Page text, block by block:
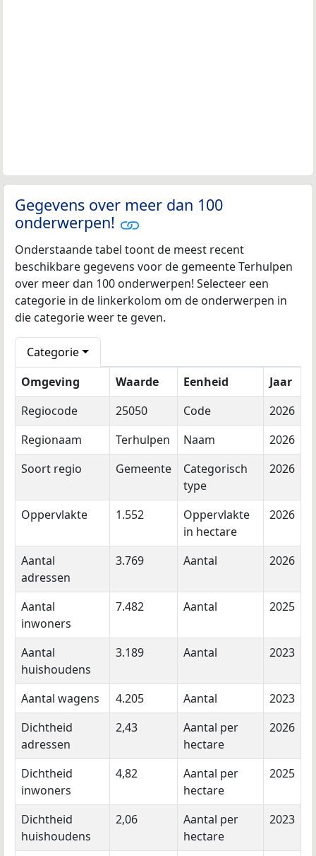
Gegevens over meer dan 100
onderwerpen!
Onderstaande tabel toont de meest recent
beschikbare gegevens voor de gemeente Terhulpen
over meer dan 100 onderwerpen! Selecteer een
categorie in de linkerkolom om de onderwerpen in
die categorie weer te geven.
Categorie
Omgeving
Waarde Eenheid
Jaar
Regiocode
25050 Code
2026
Regionaam
Terhulpen Naam
2026
Soort regio
Gemeente
Categorisch
type
2026
Oppervlakte 1.552
Oppervlakte
in hectare
2026
Aantal
adressen
3.769 Aantal 2026
Aantal
inwoners
7.482 Aantal 2025
Aantal
huishoudens
3.189 Aantal 2023
Aantal wagens 4.205 Aantal
2023
Dichtheid
adressen
2,43
Aantal per
hectare
2026
Dichtheid
inwoners
4,82
Aantal per
hectare
2025
Dichtheid
huishoudens
2,06
Aantal per
hectare
2023